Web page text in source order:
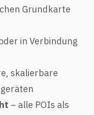
Grundkarte
in Verbindung
skalierbare
– alle POIs als